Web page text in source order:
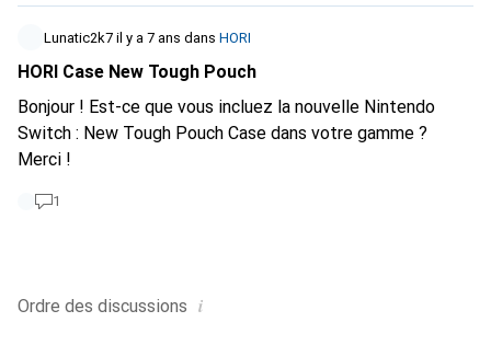
Lunatic2k7 il y a 7 ans dans HORI
HORI Case New Tough Pouch
Bonjour ! Est-ce que vous incluez la nouvelle Nintendo
Switch : New Tough Pouch Case dans votre gamme ?
Merci !
1
Ordre des discussions i